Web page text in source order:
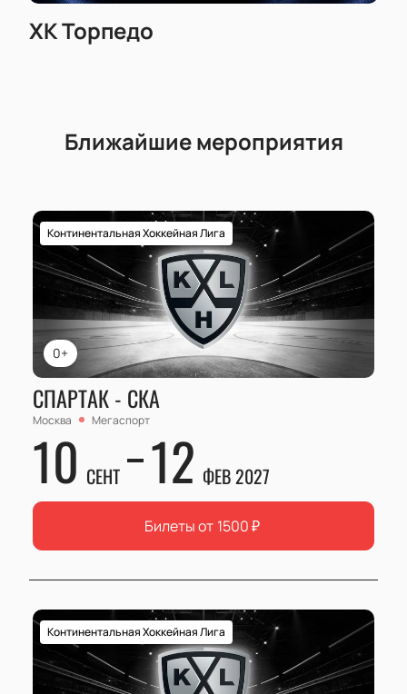
ХК Торпедо
Ближайшие мероприятия
0+
Континентальная Хоккейная Лига
СПАРТАК - СКА
Москва Мегаспорт
10 СЕНТ 12 ФЕВ 2027
Билеты от 1500₽
Континентальная Хоккейная Лига